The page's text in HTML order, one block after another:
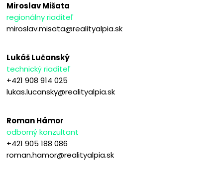
Miroslav Mišata
regionálny riaditeľ
miroslav.misata@realityalpia.sk
Lukáš Lučanský
technický riaditeľ
+421 908 914 025
lukas.lucansky@realityalpia.sk
Roman Hámor
odborný konzultant
+421 905 188 086
roman.hamor@realityalpia.sk